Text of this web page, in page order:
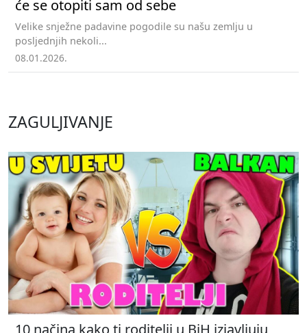
će se otopiti sam od sebe
Velike snježne padavine pogodile su našu zemlju u
posljednjih nekoli...
08.01.2026.
ZAGULJIVANJE